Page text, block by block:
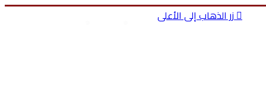
زر الذهاب إلى الأعلى